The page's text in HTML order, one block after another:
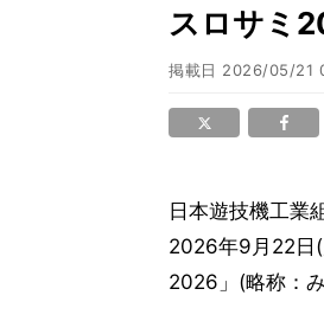
スロサミ
掲載日 2026/05/21
日本遊技機工業
2026年9月22日(
2026」(略称：